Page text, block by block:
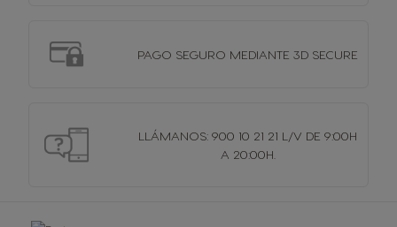
PAGO SEGURO MEDIANTE 3D SECURE
LLÁMANOS: 900 10 21 21 L/V DE 9:00H
A 20:00H.